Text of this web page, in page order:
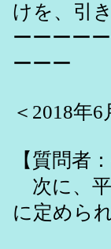
けを、引
ーーーー
ーーー
＜2018年
【質問者
次に、平
に定めら